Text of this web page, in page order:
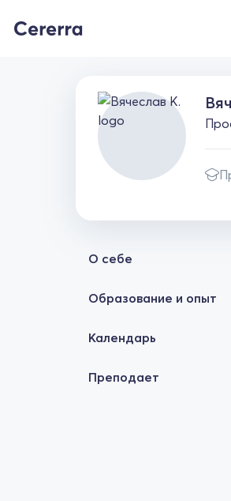
О себе
Образование и опыт
Календарь
Преподает